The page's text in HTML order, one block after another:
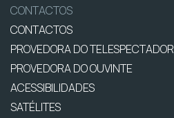
CONTACTOS
CONTACTOS
PROVEDORA DO TELESPECTADOR
PROVEDORA DO OUVINTE
ACESSIBILIDADES
SATÉLITES